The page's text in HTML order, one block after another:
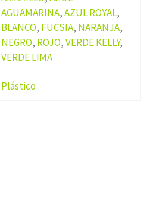
AGUAMARINA,AZUL ROYAL,
BLANCO, FUCSIA, NARANJA,
NEGRO, ROJO,VERDE KELLY,
VERDE LIMA
Plástico